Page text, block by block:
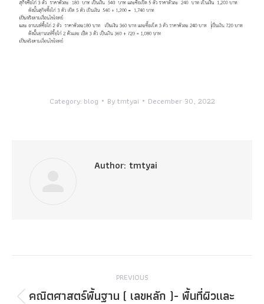
Category: blog Bytmtyai December 30, 2022
Author: tmtyai
navigation
PREVIOUS
คณิตศาสตร์พื้นฐาน ( เลขหลัก )- ‎พื้นที่ผิวและ